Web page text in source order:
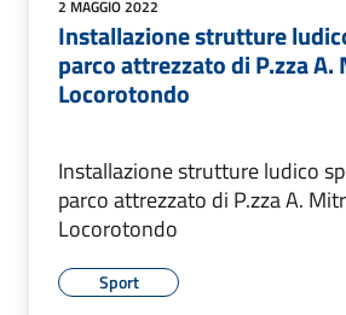
2 MAGGIO 2022
Installazione strutture
parco attrezzato di P.zza
Locorotondo
Installazione strutture ludico
parco attrezzato di P.zza A.
Locorotondo
Sport